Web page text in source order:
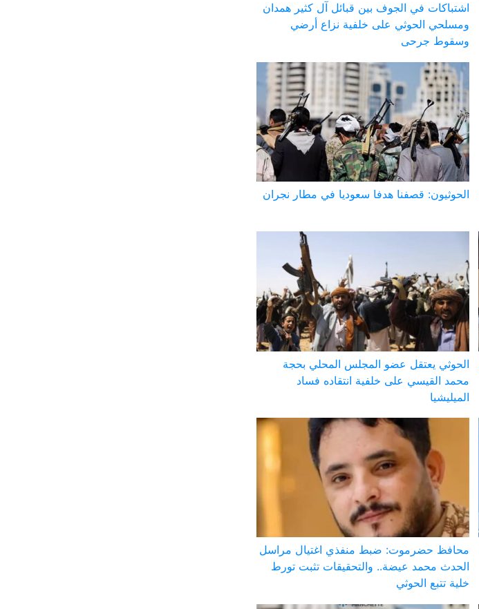
اشتباكات في الجوف بين قبائل آل كثير همدان
ومسلحي الحوثي على خلفية نزاع أرضي
وسقوط جرحى
الحوثيون: قصفنا هدفا سعوديا في مطار نجران
الحوثي يعتقل عضو المجلس المحلي بحجة
محمد القيسي على خلفية انتقاده فساد
الميليشيا
محافظ حضرموت: ضبط منفذي اغتيال مراسل
الحدث محمد عيضة.. والتحقيقات تثبت تورط
خلية تتبع الحوثي